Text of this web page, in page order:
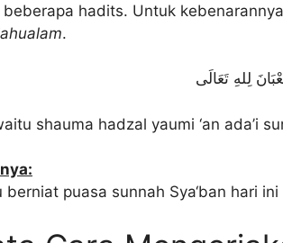
beberapa hadits. Untuk
.
لِلهِ تَعَالَى
shauma hadzal yaumi ‘an ada’i
berniat puasa sunnah Sya‘ban hari